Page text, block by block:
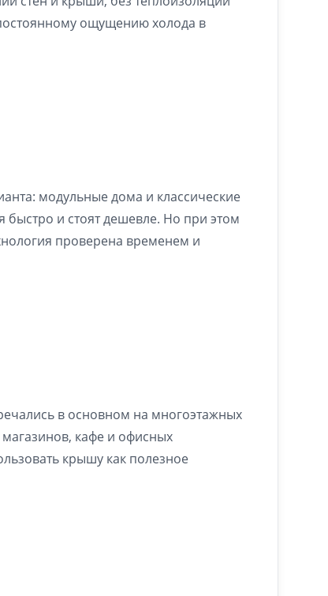
ощущению холода в
модульные дома и классические
быстро и стоят дешевле. Но при этом
проверена временем и
в основном на многоэтажных
кафе и офисных
крышу как полезное